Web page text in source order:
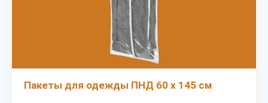
Пакеты для одежды ПНД 60 х 145 см